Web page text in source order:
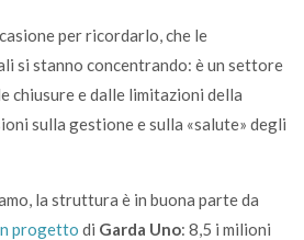
per ricordarlo, che le
si stanno concentrando: è un settore
chiusure e dalle limitazioni della
sulla gestione e sulla «salute» degli
la struttura è in buona parte da
progetto di Garda Uno: 8,5 i milioni